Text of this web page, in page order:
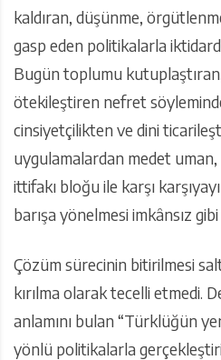
kaldıran, düşünme,
gasp eden politikalarla
Bugün toplumu
ötekileştiren nefret
cinsiyetçilikten ve dini
uygulamalardan medet
ittifakı bloğu ile karşı
barışa yönelmesi imkânsız
Çözüm sürecinin bitirilmesi
kırılma olarak tecelli etmedi.
anlamını bulan “Türklüğün
yönlü politikalarla